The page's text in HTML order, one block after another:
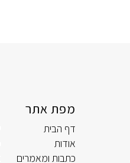
מפת אתר
דף הבית
אודות
כתבות ומאמרים